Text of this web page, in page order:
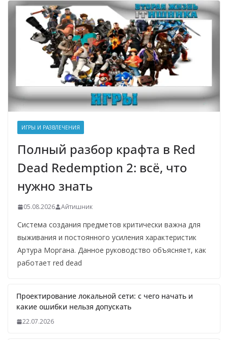
ИГРЫ И РАЗВЛЕЧЕНИЯ
Полный разбор крафта в Red
Dead Redemption 2: всё, что
нужно знать
05.08.2026 Айтишник
Система создания предметов критически важна для
выживания и постоянного усиления характеристик
Артура Моргана. Данное руководство объясняет, как
работает red dead
Проектирование локальной сети: с чего начать и
какие ошибки нельзя допускать
22.07.2026